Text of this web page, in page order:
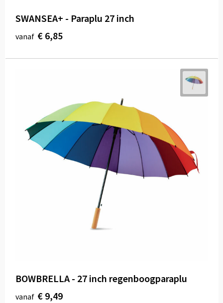
SWANSEA+ - Paraplu 27 inch
vanaf € 6,85
BOWBRELLA - 27 inch regenboogparaplu
vanaf € 9,49